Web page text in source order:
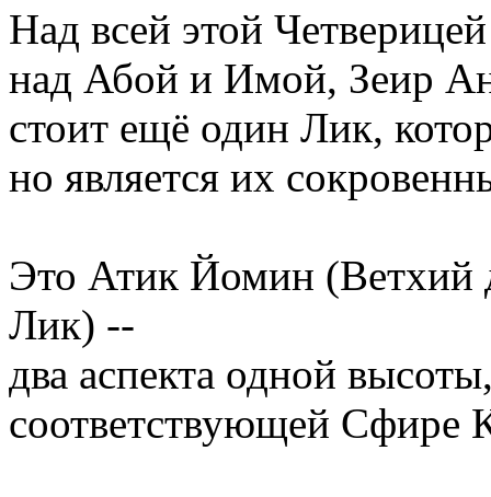
Над всей этой
над Абой и Имой, Зеир
стоит ещё один Лик,
но является их
Это Атик Йомин
Лик) --
два аспекта одной
соответствующей Сфире